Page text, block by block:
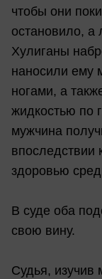
чтобы они
остановило, а
Хулиганы
наносили ему
ногами, а
жидкостью по
мужчина
впоследствии
здоровью
В суде оба
свою вину.
Судья, изучив